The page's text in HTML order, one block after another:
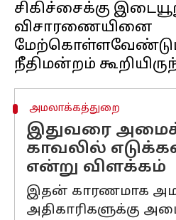
சிகிச்சைக்கு
விசாரணையினை
அமலாக்கத்துறை
இதுவரை
காவலில்
என்று விளக்கம்
இதன் காரணமாக
அதிகாரிகளுக்கு